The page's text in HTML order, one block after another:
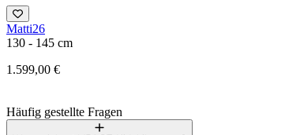
Matti26
130 - 145 cm
1.599,00 €
Häufig gestellte Fragen